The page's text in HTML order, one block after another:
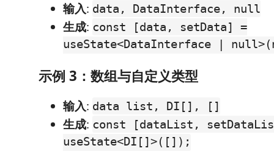
输入: data, DataInterface, null
生成: const [data, setData] =
useState<DataInterface |
示例 3：数组与自定义类型
输入: data list, DI[], []
生成: const [dataList,
useState<DI[]>([]);